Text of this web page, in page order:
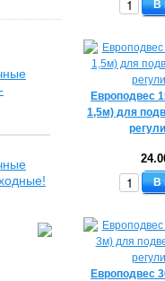
В
Европодвес
1,5м) для
В
Европодвес